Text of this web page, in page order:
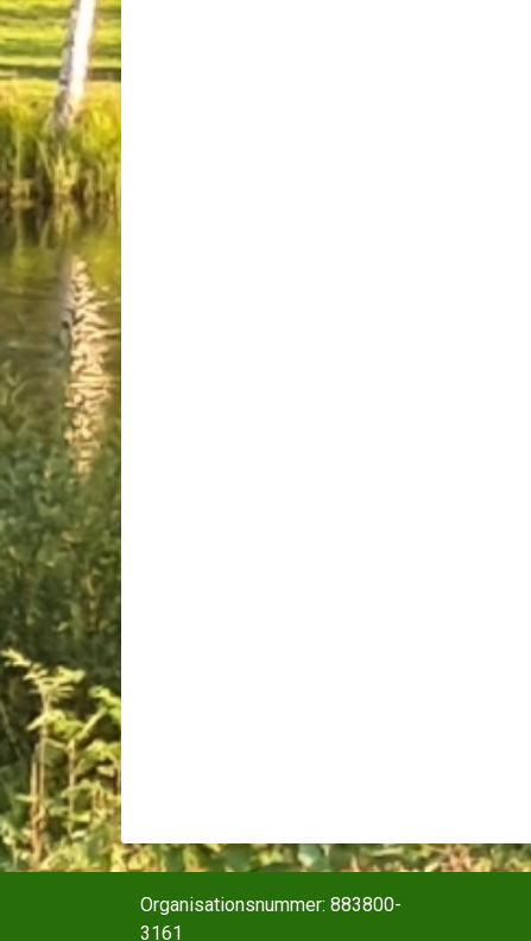
Organisationsnummer: 883800-
3161